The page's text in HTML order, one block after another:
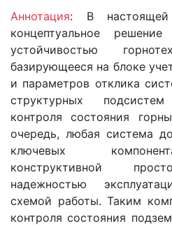
Аннотация: В настоящей
концептуальное
устойчивостью
базирующееся на блоке
и параметров отклика
структурных
контроля состояния
очередь, любая система
ключевых
конструктивной
надежностью
схемой работы. Таким
контроля состояния